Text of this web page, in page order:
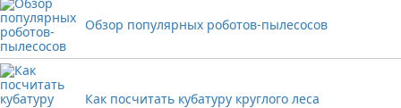
Обзор популярных роботов-пылесосов
Как посчитать кубатуру круглого леса